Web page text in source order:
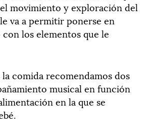
movimiento y exploración del
va a permitir ponerse en
los elementos que le
la comida recomendamos dos
musical en función
en la que se